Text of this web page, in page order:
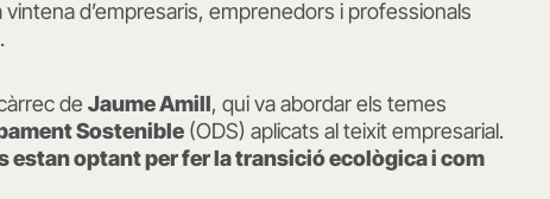
d’empresaris, emprenedors i professionals
de Jaume Amill, qui va abordar els temes
Sostenible (ODS) aplicats al teixit empresarial.
estan optant per fer la transició ecològica i com